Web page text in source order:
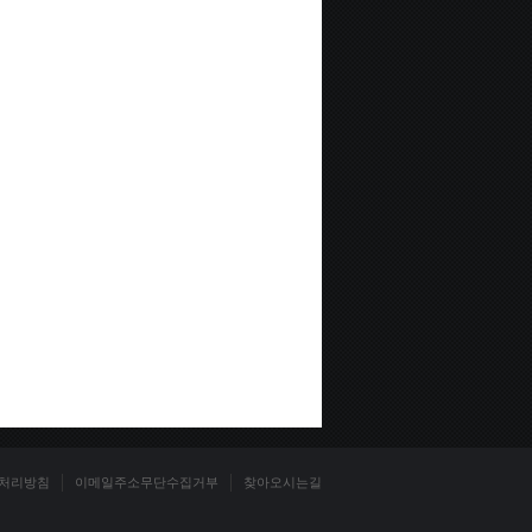
리방침 이메일주소무단수집거부 찾아오시는길